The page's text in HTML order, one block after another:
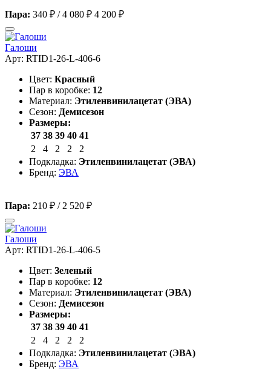
Пара: 340 ₽ /4 080 ₽ 4 200 ₽
Галоши
Арт: RTID1-26-L-406-6
Цвет: Красный
Пар в коробке: 12
Материал: Этиленвинилацетат (ЭВА)
Сезон: Демисезон
Размеры:
37 38 39 40 41
2
4 2 2
2
Подкладка: Этиленвинилацетат (ЭВА)
Бренд: ЭВА
Пара: 210 ₽ / 2 520 ₽
Галоши
Арт: RTID1-26-L-406-5
Цвет: Зеленый
Пар в коробке: 12
Материал: Этиленвинилацетат (ЭВА)
Сезон: Демисезон
Размеры:
37 38 39 40 41
2
4 2 2
2
Подкладка: Этиленвинилацетат (ЭВА)
Бренд: ЭВА